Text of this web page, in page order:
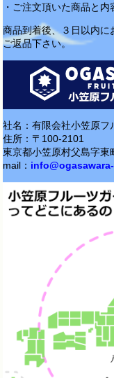
・ご注文頂いた商品と
商品到着後、３日以内に
ご返品下さい。
社名：有限会社小笠原フ
住所：〒100-2101
東京都小笠原村父島字東
mail：